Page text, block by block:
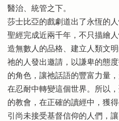
醫治、統管之下。
莎士比亞的戲劇道出了永恆的
聖經完成近兩千年，不只描繪
造無數人的品格、建立人類文
祂的人發出邀請，以謙卑的態
的角色，讓祂話語的豐富力量
在忍耐中轉變這個世界。所以
的教會，在正確的讀經中，獲
引尚未接受基督信仰的人們，